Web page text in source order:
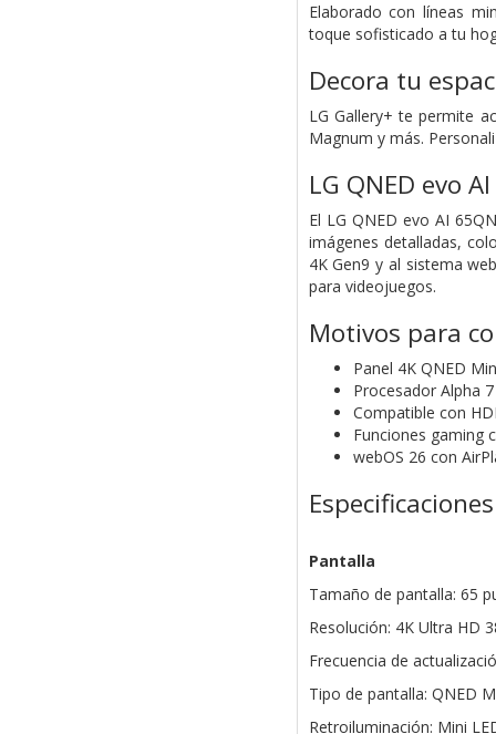
Elaborado con líneas
toque sofisticado a tu
Decora tu
LG Gallery+ te permite
Magnum y más.
LG QNED evo
El LG QNED evo AI
imágenes detalladas,
4K Gen9 y al sistema
para videojuegos.
Motivos para
Panel 4K QNED
Procesador Alpha
Compatible con
Funciones gaming
webOS 26 con
Especificaciones
Pantalla
Tamaño de pantalla: 65
Resolución: 4K Ultra HD
Frecuencia de
Tipo de pantalla: QNED
Retroiluminación: Mini